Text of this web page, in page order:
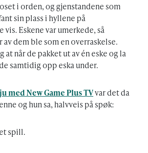
i orden, og gjenstandene som
sin plass i hyllene på
Eskene var umerkede, så
dem ble som en overraskelse.
at når de pakket ut av én eske og la
samtidig opp eska under.
med New Game Plus TVvar det da
og hun sa, halvveis på spøk:
spill.